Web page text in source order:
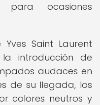
ocasiones
Saint Laurent
introducción de
audaces en
de su llegada, los
colores neutros y